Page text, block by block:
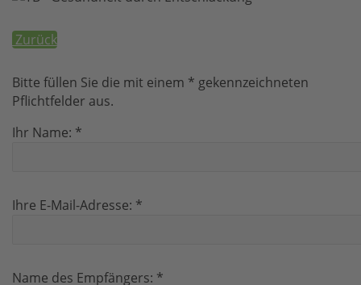
Zurück
Bitte füllen Sie die mit einem * gekennzeichneten
Pflichtfelder aus.
Ihr Name: *
Ihre E-Mail-Adresse: *
Name des Empfängers: *